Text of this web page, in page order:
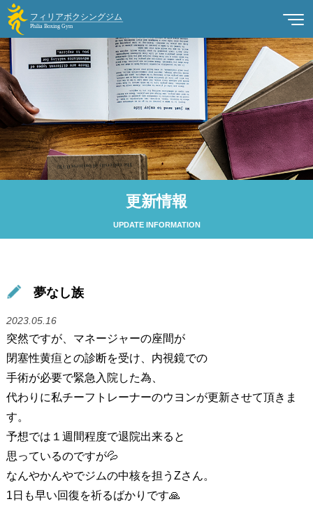
更新情報
UPDATE INFORMATION
夢なし族
2023.05.16
突然ですが、マネージャーの座間が
閉塞性黄疸との診断を受け、内視鏡での
手術が必要で緊急入院した為、
代わりに私チーフトレーナーのウヨンが更新させて頂きま
す。
予想では１週間程度で退院出来ると
思っているのですが💦
なんやかんやでジムの中核を担うZさん。
1日も早い回復を祈るばかりです🙏